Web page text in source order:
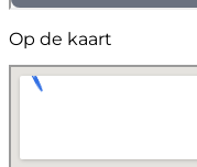
Op de kaart